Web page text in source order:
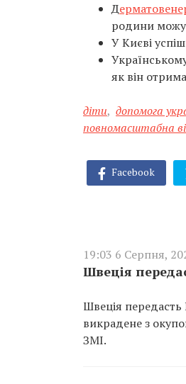
Д
родини
У Києві
як він
діти, допомога
повномасштабна
Facebook
19:03 6 Серпня,
Швеція
Швеція
викрадене з
ЗМІ.